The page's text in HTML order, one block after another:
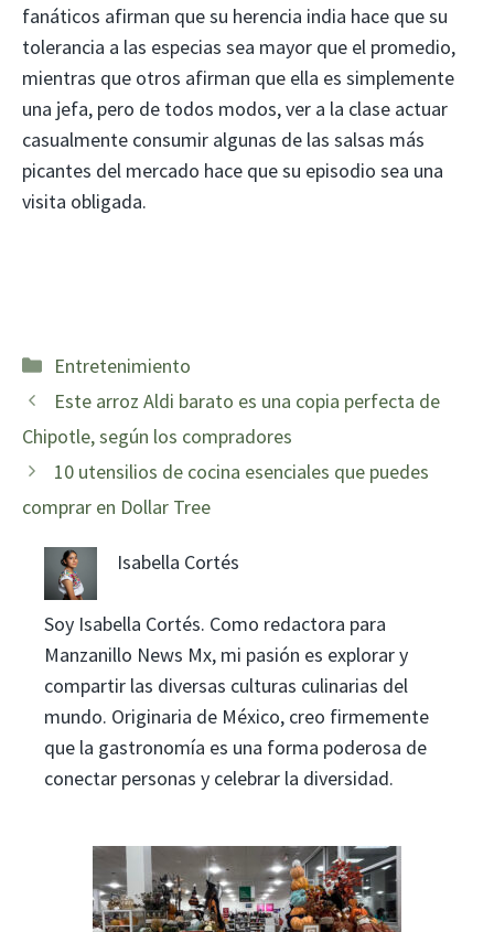
fanáticos afirman que su herencia india hace que su
tolerancia a las especias sea mayor que el promedio,
mientras que otros afirman que ella es simplemente
una jefa, pero de todos modos, ver a la clase actuar
casualmente consumir algunas de las salsas más
picantes del mercado hace que su episodio sea una
visita obligada.
Categorías
Entretenimiento
Este arroz Aldi barato es una copia perfecta de
Chipotle, según los compradores
10 utensilios de cocina esenciales que puedes
comprar en Dollar Tree
Isabella Cortés
Soy Isabella Cortés. Como redactora para
Manzanillo News Mx, mi pasión es explorar y
compartir las diversas culturas culinarias del
mundo. Originaria de México, creo firmemente
que la gastronomía es una forma poderosa de
conectar personas y celebrar la diversidad.